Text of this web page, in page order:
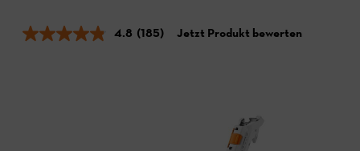
4.8 (185) Jetzt Produkt bewerten